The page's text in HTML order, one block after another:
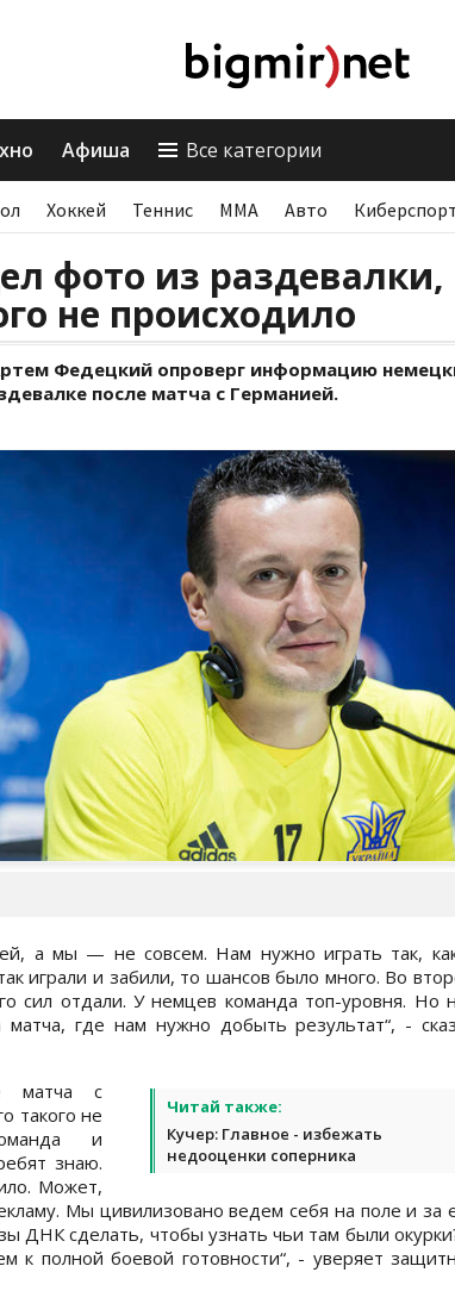
Афиша Все категории
Хоккей Теннис ММА Авто
фото из раздевалки,
не происходило
Федецкий опроверг информацию
после матча с Германией.
а мы — не совсем. Нам нужно играть так,
играли и забили, то шансов было много. Во
сил отдали. У немцев команда топ-уровня. Но
где нам нужно добыть результат“, -
Читай также:
Кучер: Главное - избежать
недооценки соперника
матча с
такого не
и
знаю.
Может,
Мы цивилизовано ведем себя на поле и за
ДНК сделать, чтобы узнать чьи там были
к полной боевой готовности“, - уверяет